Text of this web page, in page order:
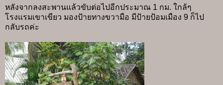
หลังจากลงสะพานแล้วขับต่อไปอีกประมาณ 1 กม. ใกล้ๆ
โรงแรมเขาเขียว มองป้ายทางขวามือ มีป้ายป้อมเมือง 9 ก็ไป
กลับรถค่ะ